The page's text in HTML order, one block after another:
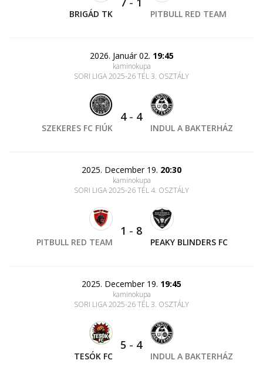
BRIGÁD TK PITBULL RED TEAM
2026. Január 02. 19:45
kaminokupa
SORI LIGA 2025-26 TÉL 3. OSZTÁLY
SZEKERES FC FIÚK
4- 4
INDUL A BAKTERHÁZ
2025. December 19. 20:30
kaminokupa
SORI LIGA 2025-26 TÉL 4. OSZTÁLY
PITBULL RED TEAM
1 - 8
PEAKY BLINDERS FC
2025. December 19. 19:45
kaminokupa
SORI LIGA 2025-26 TÉL 3. OSZTÁLY
TESÓK FC
5 - 4
INDUL A BAKTERHÁZ